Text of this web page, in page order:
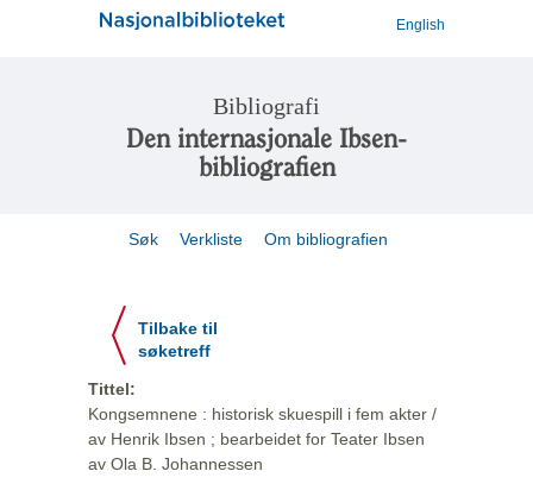
English
Bibliografi
Den internasjonale Ibsen-
bibliografien
Søk Verkliste Om bibliografien
Tilbake til
søketreff
Tittel:
Kongsemnene : historisk skuespill i fem akter /
av Henrik Ibsen ; bearbeidet for Teater Ibsen
av Ola B. Johannessen